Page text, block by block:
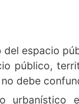
del espacio
público,
debe
urbanístico